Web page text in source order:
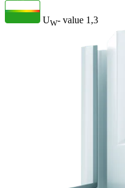
UW- value 1,3